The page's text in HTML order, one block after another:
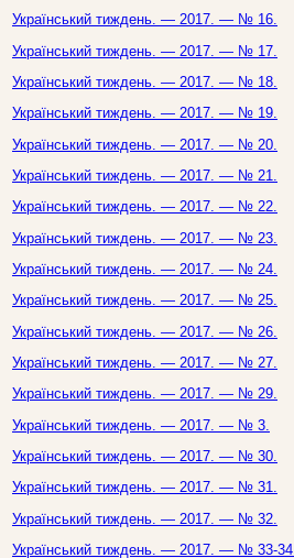
Український тиждень. — 2017. — № 16.
Український тиждень. — 2017. — № 17.
Український тиждень. — 2017. — № 18.
Український тиждень. — 2017. — № 19.
Український тиждень. — 2017. — № 20.
Український тиждень. — 2017. — № 21.
Український тиждень. — 2017. — № 22.
Український тиждень. — 2017. — № 23.
Український тиждень. — 2017. — № 24.
Український тиждень. — 2017. — № 25.
Український тиждень. — 2017. — № 26.
Український тиждень. — 2017. — № 27.
Український тиждень. — 2017. — № 29.
Український тиждень. — 2017. — № 3.
Український тиждень. — 2017. — № 30.
Український тиждень. — 2017. — № 31.
Український тиждень. — 2017. — № 32.
Український тиждень. — 2017. — № 33-34.